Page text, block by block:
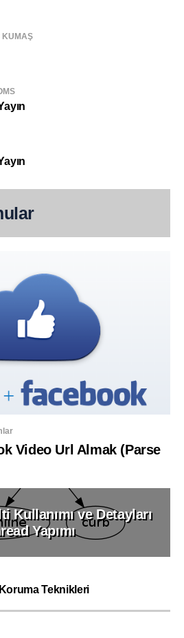
KUMAŞ
Video Url Almak (Parse
Kullanımı ve Detayları
Yapımı
Teknikleri